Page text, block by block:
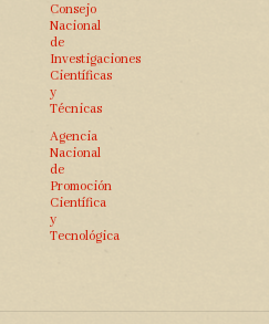
Consejo
Nacional
de
Investigaciones
Científicas
y
Técnicas
Agencia
Nacional
de
Promoción
Científica
y
Tecnológica